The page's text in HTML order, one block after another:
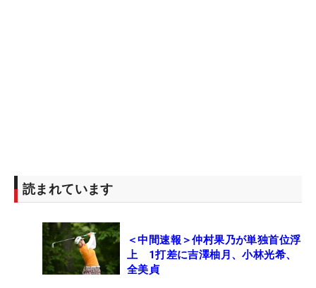
読まれています
＜中間速報＞仲村果乃が単独首位浮
上 1打差に吉澤柚月、小林光希、
全美貞